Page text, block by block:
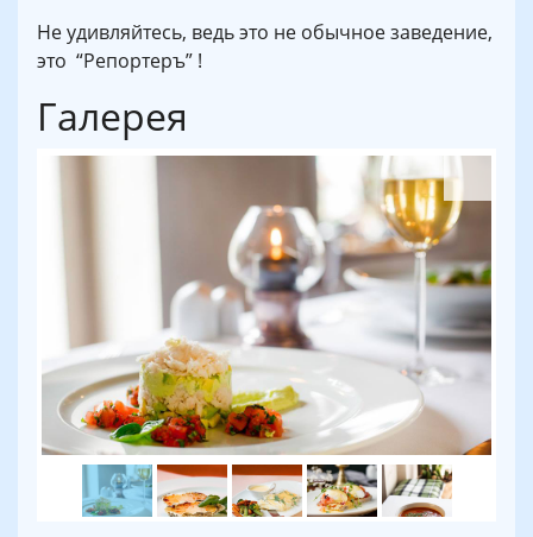
Не удивляйтесь, ведь это не обычное заведение,
это “Репортеръ” !
Галерея